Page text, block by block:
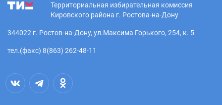
Территориальная избирательная комиссия
Кировского района г. Ростова-на-Дону
344022 г. Ростов-на-Дону, ул.Максима Горького, 254, к. 5
тел.(факс) 8(863) 262-48-11